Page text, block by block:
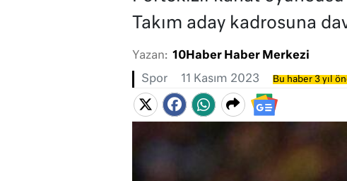
Takım aday kadrosuna
Yazan: 10Haber Haber Merkezi
Spor 11 Kasım 2023 Bu haber 3 yıl